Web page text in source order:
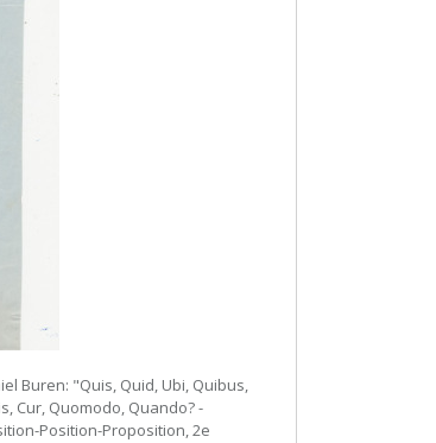
Buren: "Quis, Quid, Ubi, Quibus,
Cur, Quomodo, Quando? -
Position-Proposition, 2e